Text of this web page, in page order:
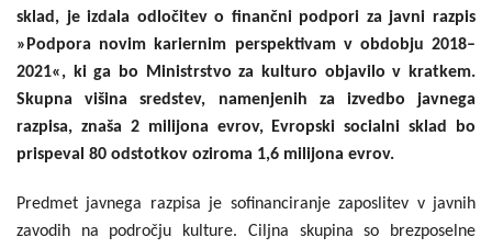
sklad, je izdala odločitev o finančni podpori za javni razpis
»Podpora novim kariernim perspektivam v obdobju 2018–
2021«, ki ga bo Ministrstvo za kulturo objavilo v kratkem.
Skupna višina sredstev, namenjenih za izvedbo javnega
razpisa, znaša 2 milijona evrov, Evropski socialni sklad bo
prispeval 80 odstotkov oziroma 1,6 milijona evrov.
Predmet javnega razpisa je sofinanciranje zaposlitev v javnih
zavodih na področju kulture. Ciljna skupina so brezposelne